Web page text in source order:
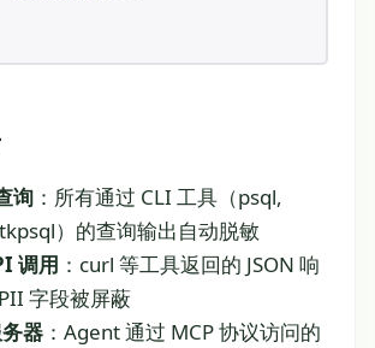
询 ：所有通过 CLI 工具（psql,
）的查询输出自动脱敏
调用 ：curl 等工具返回的 JSON 响
字段被屏蔽
器 ：Agent 通过 MCP 协议访问的